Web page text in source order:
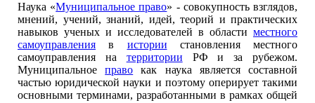
Наука «Муниципальное право» - совокупность взглядов,
мнений, учений, знаний, идей, теорий и практических
навыков ученых и исследователей в области местного
самоуправления в истории становления местного
самоуправления на территории РФ и за рубежом.
Муниципальноеправо как наука является составной
частью юридической науки и поэтому оперирует такими
основными терминами, разработанными в рамках общей